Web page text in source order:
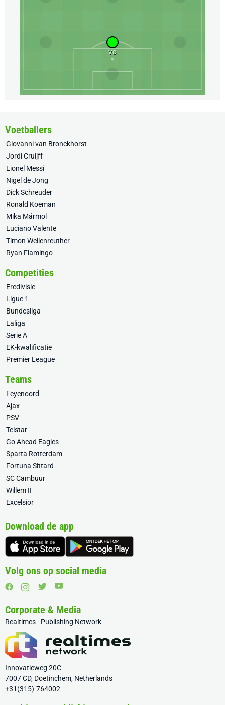
VC
Voetballers
Giovanni van Bronckhorst
Jordi Cruijff
Lionel Messi
Nigel de Jong
Dick Schreuder
Ronald Koeman
Mika Mármol
Luciano Valente
Timon Wellenreuther
Ryan Flamingo
Competities
Eredivisie
Ligue 1
Bundesliga
Laliga
Serie A
EK-kwalificatie
Premier League
Teams
Feyenoord
Ajax
PSV
Telstar
Go Ahead Eagles
Sparta Rotterdam
Fortuna Sittard
SC Cambuur
Willem II
Excelsior
Download de app
Volg ons op social media
Corporate & Media
Realtimes - Publishing Network
Innovatieweg 20C
7007 CD, Doetinchem, Netherlands
+31(315)-764002